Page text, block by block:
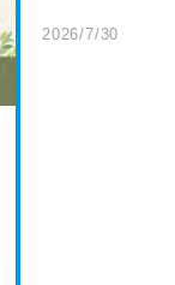
2026/7/30